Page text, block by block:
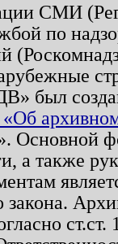
СМИ
по
был
Основной
а также
закона.